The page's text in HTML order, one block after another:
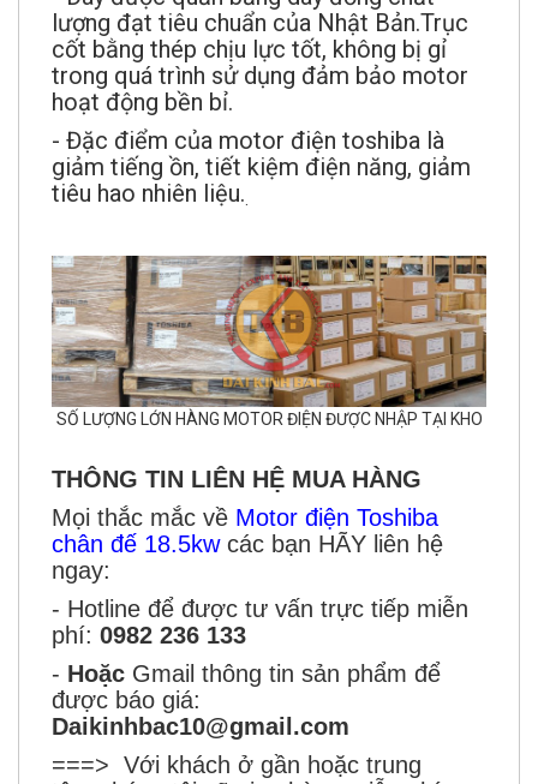
cốt bằng thép chịu lực tốt, không bị gỉ
trong quá trình sử dụng đảm bảo motor
hoạt động bền bỉ.
- Đặc điểm của motor điện toshiba là
giảm tiếng ồn, tiết kiệm điện năng, giảm
tiêu hao nhiên liệu.
SỐ LƯỢNG LỚN HÀNG MOTOR ĐIỆN ĐƯỢC NHẬP TẠI KHO
Mọi thắc mắc về Motor điện Toshiba
chân đế 18.5kwcác bạn HÃY liên hệ
ngay:
- Hotline để được tư vấn trực tiếp miễn
phí:0982 236 133
-HoặcGmail thông tin sản phẩm để
được báo giá:
Daikinhbac10@gmail.com
===> Với khách ở gần hoặc trung
tâm chúng tôi sẽ giao hàng miễn phí